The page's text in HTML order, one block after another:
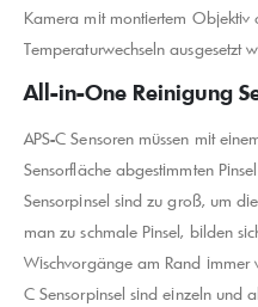
Kamera mit montiertem Objektiv
Temperaturwechseln ausgesetzt
All-in-One Reinigung
APS-C Sensoren müssen mit
Sensorfläche abgestimmten
Sensorpinsel sind zu groß, um
man zu schmale Pinsel, bilden
Wischvorgänge am Rand immer
C Sensorpinsel sind einzeln und